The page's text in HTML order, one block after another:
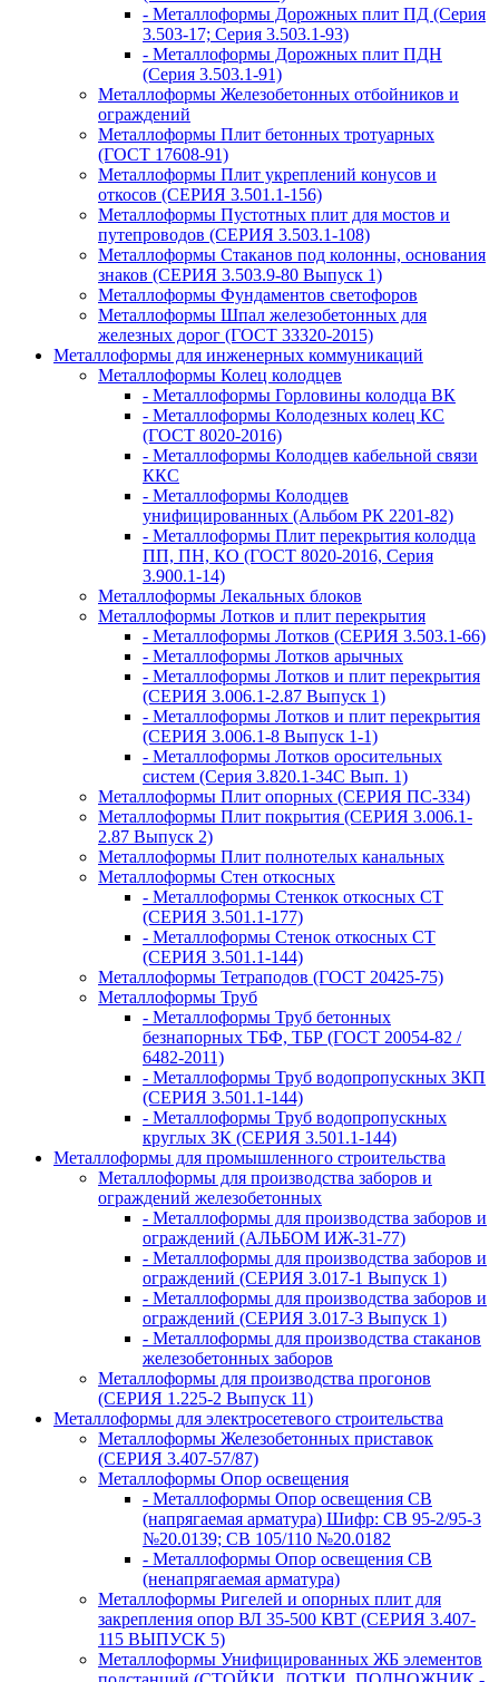
- Металлоформы Дорожных плит ПД (Серия
3.503-17; Серия 3.503.1-93)
- Металлоформы Дорожных плит ПДН
(Серия 3.503.1-91)
Металлоформы Железобетонных отбойников и
ограждений
Металлоформы Плит бетонных тротуарных
(ГОСТ 17608-91)
Металлоформы Плит укреплений конусов и
откосов (СЕРИЯ 3.501.1-156)
Металлоформы Пустотных плит для мостов и
путепроводов (СЕРИЯ 3.503.1-108)
Металлоформы Стаканов под колонны, основания
знаков (СЕРИЯ 3.503.9-80 Выпуск 1)
Металлоформы Фундаментов светофоров
Металлоформы Шпал железобетонных для
железных дорог (ГОСТ 33320-2015)
Металлоформы для инженерных коммуникаций
Металлоформы Колец колодцев
- Металлоформы Горловины колодца ВК
- Металлоформы Колодезных колец КС
(ГОСТ 8020-2016)
- Металлоформы Колодцев кабельной связи
ККС
- Металлоформы Колодцев
унифицированных (Альбом РК 2201-82)
- Металлоформы Плит перекрытия колодца
ПП, ПН, КО (ГОСТ 8020-2016, Серия
3.900.1-14)
Металлоформы Лекальных блоков
Металлоформы Лотков и плит перекрытия
- Металлоформы Лотков (СЕРИЯ 3.503.1-66)
- Металлоформы Лотков арычных
- Металлоформы Лотков и плит перекрытия
(СЕРИЯ 3.006.1-2.87 Выпуск 1)
- Металлоформы Лотков и плит перекрытия
(СЕРИЯ 3.006.1-8 Выпуск 1-1)
- Металлоформы Лотков оросительных
систем (Серия 3.820.1-34С Вып. 1)
Металлоформы Плит опорных (СЕРИЯ ПС-334)
Металлоформы Плит покрытия (СЕРИЯ 3.006.1-
2.87 Выпуск 2)
Металлоформы Плит полнотелых канальных
Металлоформы Стен откосных
- Металлоформы Стенкок откосных СТ
(СЕРИЯ 3.501.1-177)
- Металлоформы Стенок откосных СТ
(СЕРИЯ 3.501.1-144)
Металлоформы Тетраподов (ГОСТ 20425-75)
Металлоформы Труб
- Металлоформы Труб бетонных
безнапорных ТБФ, ТБР (ГОСТ 20054-82 /
6482-2011)
- Металлоформы Труб водопропускных ЗКП
(СЕРИЯ 3.501.1-144)
- Металлоформы Труб водопропускных
круглых ЗК (СЕРИЯ 3.501.1-144)
Металлоформы для промышленного строительства
Металлоформы для производства заборов и
ограждений железобетонных
- Металлоформы для производства заборов и
ограждений (АЛЬБОМ ИЖ-31-77)
- Металлоформы для производства заборов и
ограждений (СЕРИЯ 3.017-1 Выпуск 1)
- Металлоформы для производства заборов и
ограждений (СЕРИЯ 3.017-3 Выпуск 1)
- Металлоформы для производства стаканов
железобетонных заборов
Металлоформы для производства прогонов
(СЕРИЯ 1.225-2 Выпуск 11)
Металлоформы для электросетевого строительства
Металлоформы Железобетонных приставок
(СЕРИЯ 3.407-57/87)
Металлоформы Опор освещения
- Металлоформы Опор освещения СВ
(напрягаемая арматура) Шифр: СВ 95-2/95-3
№20.0139; СВ 105/110 №20.0182
- Металлоформы Опор освещения СВ
(ненапрягаемая арматура)
Металлоформы Ригелей и опорных плит для
закрепления опор ВЛ 35-500 КВТ (СЕРИЯ 3.407-
115 ВЫПУСК 5)
Металлоформы Унифицированных ЖБ элементов